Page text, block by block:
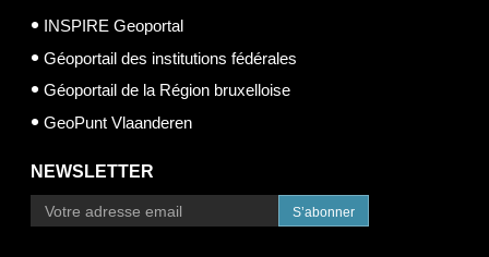
INSPIRE Geoportal
Géoportail des institutions fédérales
Géoportail de la Région bruxelloise
GeoPunt Vlaanderen
NEWSLETTER
S’abonner